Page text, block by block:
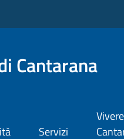
Cantarana
Servizi
Vivere